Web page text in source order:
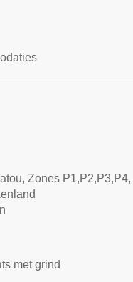
Zones P1,P2,P3,P4,
met grind